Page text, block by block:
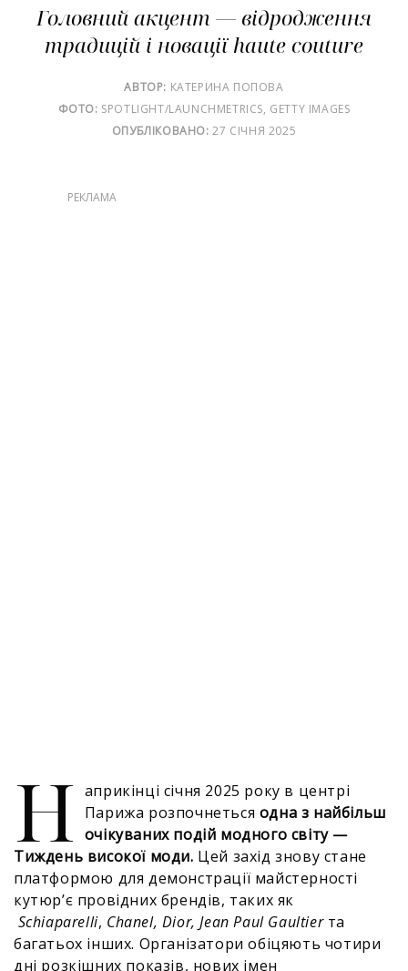
Головний акцент — відродження
традицій і новації haute couture
АВТОР: КАТЕРИНА ПОПОВА
ФОТО: SPOTLIGHT/LAUNCHMETRICS, GETTY IMAGES
ОПУБЛІКОВАНО: 27 СІЧНЯ 2025
Н априкінці січня 2025 року в центрі
Парижа розпочнеться одна з найбільш
очікуваних подій модного світу —
Тиждень високої моди. Цей захід знову стане
платформою для демонстрації майстерності
кутюр’є провідних брендів, таких як
Schiaparelli, Chanel, Dior, Jean Paul Gaultier та
багатьох інших. Організатори обіцяють чотири
дні розкішних показів, нових імен